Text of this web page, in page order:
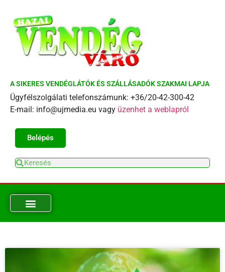
A SIKERES VENDÉGLÁTÓK ÉS SZÁLLÁSADÓK SZAKMAI LAPJA
Ügyfélszolgálati telefonszámunk: +36/20-42-300-42
E-mail: info@ujmedia.eu vagy üzenhet a weblapról
Belépés